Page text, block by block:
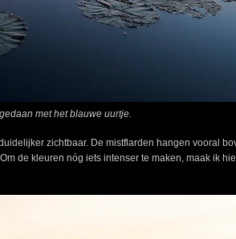
met het blauwe uurtje.
zichtbaar. De mistflarden hangen vooral
de kleuren nóg iets intenser te maken, maak ik